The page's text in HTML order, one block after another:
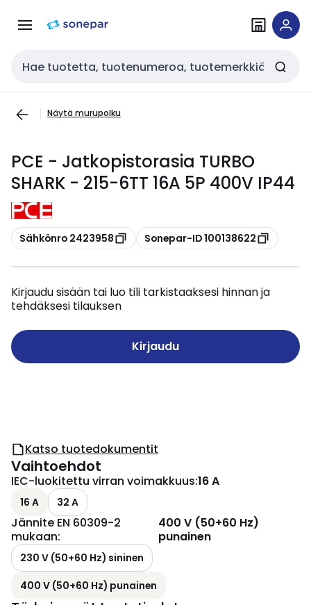
navigointiinsisältöön
Haku
Näytä murupolku
PCE - Jatkopistorasia TURBO
SHARK - 215-6TT 16A 5P 400V IP44
Kopioi
Sähkönro 2423958 Kopioi
Sonepar-ID 100138622
Kirjaudu sisään tai luo tili tarkistaaksesi hinnan ja
tehdäksesi tilauksen
Kirjaudu
Katso tuotedokumentit
Vaihtoehdot
IEC-luokitettu virran voimakkuus:16 A
16 A 32 A
Jännite EN 60309-2
mukaan:
400 V (50+60 Hz)
punainen
230 V (50+60 Hz) sininen
400 V (50+60 Hz) punainen